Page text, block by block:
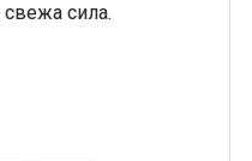
сила.